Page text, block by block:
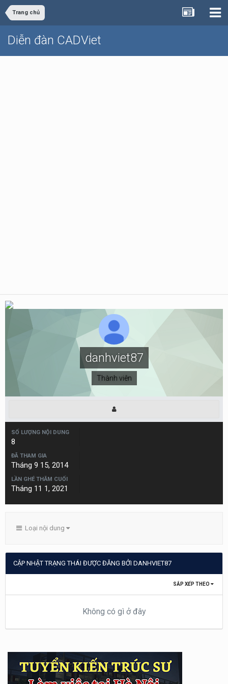
Trang chủ
Diễn đàn CADViet
danhviet87
Thành viên
SỐ LƯỢNG NỘI DUNG
8
ĐÃ THAM GIA
Tháng 9 15, 2014
LẦN GHÉ THĂM CUỐI
Tháng 11 1, 2021
Loại nội dung
CẬP NHẬT TRẠNG THÁI ĐƯỢC ĐĂNG BỞI DANHVIET87
SẮP XẾP THEO
Không có gì ở đây